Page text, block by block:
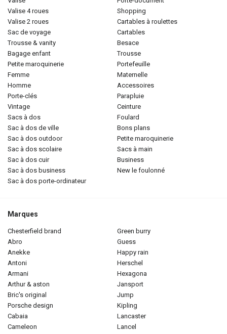
valise 4 roues
valise 2 roues
sac de voyage
trousse & vanity
bagage enfant
petite maroquinerie
femme
homme
porte-clés
vintage
sacs à dos
sac à dos de ville
sac à dos outdoor
sac à dos scolaire
sac à dos cuir
sac à dos business
sac à dos porte-ordinateur
shopping
cartables à roulettes
cartables
besace
trousse
portefeuille
maternelle
accessoires
parapluie
ceinture
foulard
bons plans
petite maroquinerie
sacs à main
business
new le foulonné
Marques
chesterfield brand
abro
anekke
antoni
armani
arthur & aston
bric's original
porsche design
cabaia
cameleon
green burry
guess
happy rain
herschel
hexagona
jansport
jump
kipling
lancaster
lancel